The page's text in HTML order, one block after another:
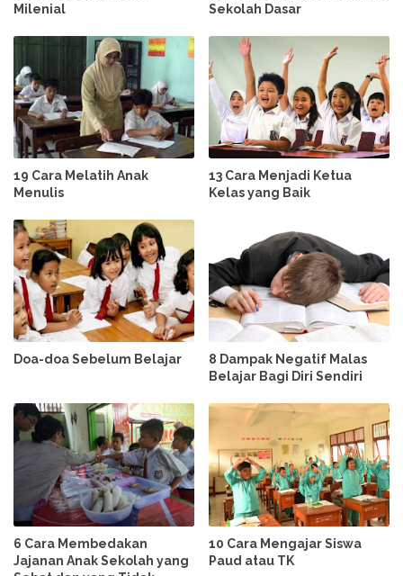
Milenial
Sekolah Dasar
19 Cara Melatih Anak
Menulis
13 Cara Menjadi Ketua
Kelas yang Baik
Doa-doa Sebelum Belajar
8 Dampak Negatif Malas
Belajar Bagi Diri Sendiri
6 Cara Membedakan
Jajanan Anak Sekolah yang
10 Cara Mengajar Siswa
Paud atau TK